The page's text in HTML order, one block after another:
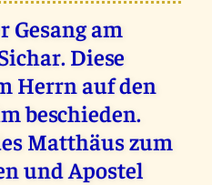
Gesang am
Diese
Herrn auf den
beschieden.
Matthäus zum
und Apostel